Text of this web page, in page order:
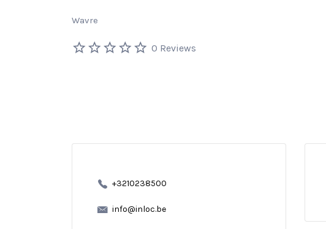
Wavre
0 Reviews
+3210238500
info@inloc.be